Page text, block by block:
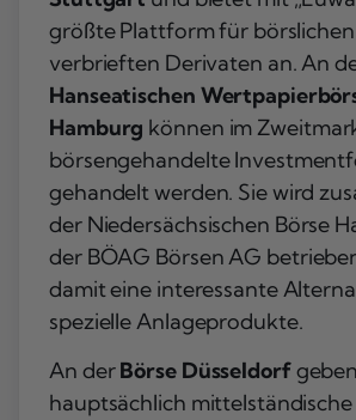
größte Plattform für
verbrieften Derivaten an. An
Hanseatischen
Hamburg können im
börsengehandelte
gehandelt werden. Sie wird
der Niedersächsischen Börse
der BÖAG Börsen AG
damit eine interessante
spezielle Anlageprodukte.
An derBörse Düsseldorfgeben
hauptsächlich mittelständische